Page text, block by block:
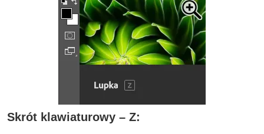
Skrót klawiaturowy – Z: